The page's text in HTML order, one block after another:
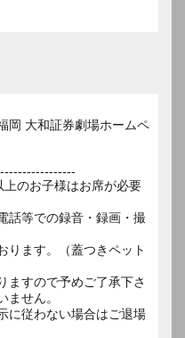
岡 大和証券劇場ホームペ
のお子様はお席が必要
話等での録音・録画・撮
ります。（蓋つきペット
ますので予めご了承下さ
ません。
に従わない場合はご退場